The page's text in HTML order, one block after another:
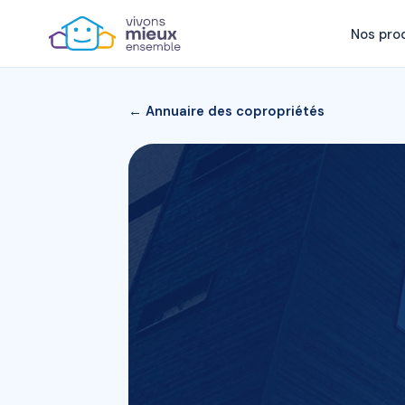
Nos
← Annuaire des copropriétés